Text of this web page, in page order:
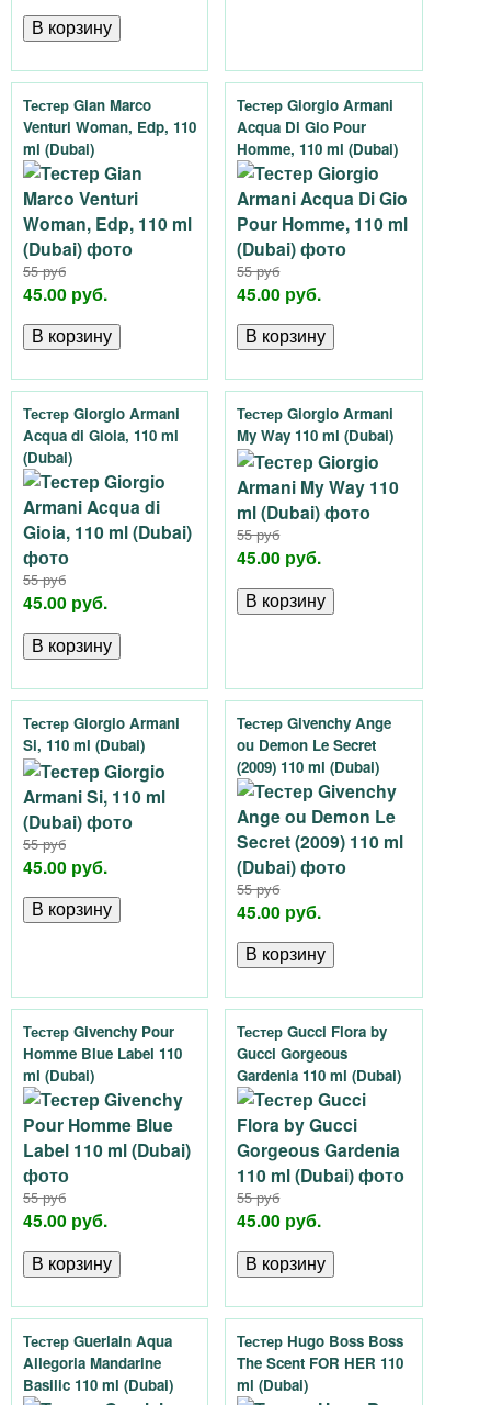
Тестер Gian Marco
Venturi Woman, Edp, 110
ml (Dubai)
55 руб
45.00 руб.
Тестер Giorgio Armani
Acqua Di Gio Pour
Homme, 110 ml (Dubai)
55 руб
45.00 руб.
Тестер Giorgio Armani
Acqua di Gioia, 110 ml
(Dubai)
55 руб
45.00 руб.
Тестер Giorgio Armani
My Way 110 ml (Dubai)
55 руб
45.00 руб.
Тестер Giorgio Armani
Si, 110 ml (Dubai)
55 руб
45.00 руб.
Тестер Givenchy Ange
ou Demon Le Secret
(2009) 110 ml (Dubai)
55 руб
45.00 руб.
Тестер Givenchy Pour
Homme Blue Label 110
ml (Dubai)
55 руб
45.00 руб.
Тестер Gucci Flora by
Gucci Gorgeous
Gardenia 110 ml (Dubai)
55 руб
45.00 руб.
Тестер Guerlain Aqua
Allegoria Mandarine
Basilic 110 ml (Dubai)
Тестер Hugo Boss Boss
The Scent FOR HER 110
ml (Dubai)